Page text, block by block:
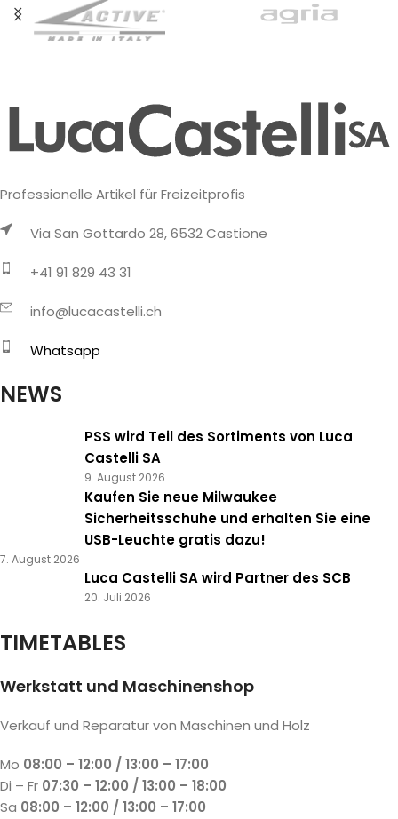
Professionelle Artikel für Freizeitprofis
Via San Gottardo 28, 6532 Castione
+41 91 829 43 31
info@lucacastelli.ch
Whatsapp
NEWS
PSS wird Teil des Sortiments von Luca
Castelli SA
9. August 2026
Kaufen Sie neue Milwaukee
Sicherheitsschuhe und erhalten Sie eine
USB-Leuchte gratis dazu!
7. August 2026
Luca Castelli SA wird Partner des SCB
20. Juli 2026
TIMETABLES
Werkstatt und Maschinenshop
Verkauf und Reparatur von Maschinen und Holz
Mo 08:00 – 12:00 / 13:00 – 17:00
Di – Fr 07:30 – 12:00 / 13:00 – 18:00
Sa 08:00 – 12:00 / 13:00 – 17:00